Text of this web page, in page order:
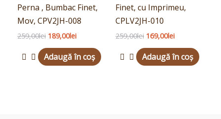
Perna , Bumbac Finet,
Mov, CPV2JH-008
259,00lei 189,00lei
Adaugă în coș
Finet, cu Imprimeu,
CPLV2JH-010
259,00lei 169,00lei
Adaugă în coș